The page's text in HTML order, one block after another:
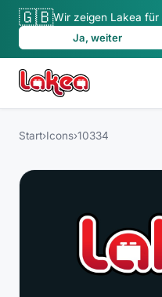
🇬🇧Wir zeigen Lakea für
Ja, weiter
Start›Icons›10334